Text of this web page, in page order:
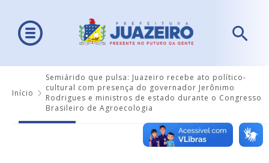
Início
Semiárido que pulsa: Juazeiro recebe ato político-
cultural com presença do governador Jerônimo
Rodrigues e ministros de estado durante o Congresso
Brasileiro de Agroecologia